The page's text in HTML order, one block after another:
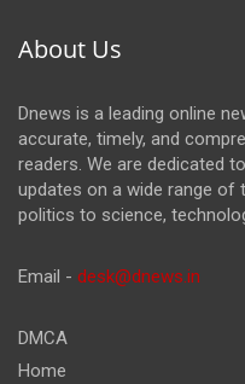
About Us
Dnews is a leading online
accurate, timely, and
readers. We are dedicated
updates on a wide range
politics to science,
Email - desk@dnews.in
DMCA
Home